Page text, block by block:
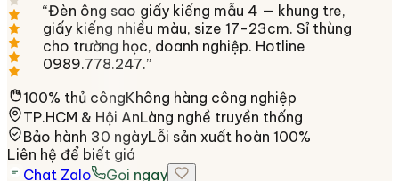
“Đèn ông sao giấy kiếng mẫu 4 — khung tre,
giấy kiếng nhiều màu, size 17-23cm. Sỉ thùng
cho trường học, doanh nghiệp. Hotline
0989.778.247.”
100% thủ côngKhông hàng công nghiệp
TP.HCM & Hội AnLàng nghề truyền thống
Bảo hành 30 ngàyLỗi sản xuất hoàn 100%
Liên hệ để biết giá
Chat Zalo
Gọi ngay